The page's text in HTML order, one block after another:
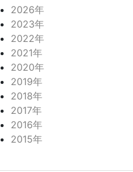
2026年
2023年
2022年
2021年
2020年
2019年
2018年
2017年
2016年
2015年